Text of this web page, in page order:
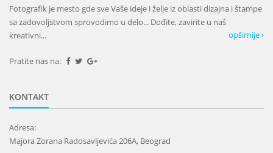
Fotografik je mesto gde sve Vaše ideje i želje iz oblasti dizajna i štampe
sa zadovoljstvom sprovodimo u delo... Dođite, zavirite u naš
kreativni...
opširnije
Pratite nas na:
KONTAKT
Adresa:
Majora Zorana Radosavljevića 206A, Beograd